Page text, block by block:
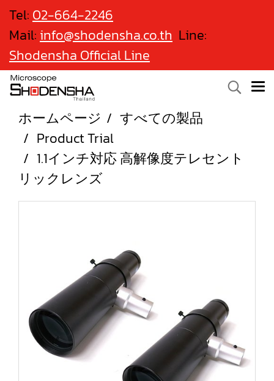
Tel: 02-664-2246
Mail: info@shodensha.co.th Line:
Shodensha Official Line
ホームページ
すべての製品
Product Trial
1.1インチ対応 高解像度テレセント
リックレンズ